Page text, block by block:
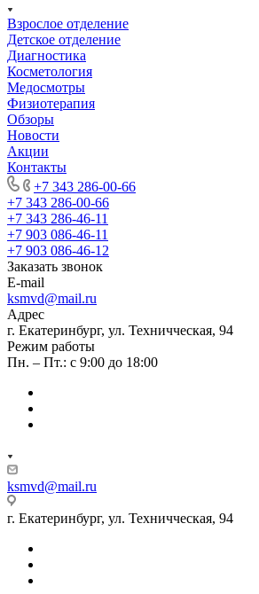
Взрослое отделение
Детское отделение
Диагностика
Косметология
Медосмотры
Физиотерапия
Обзоры
Новости
Акции
Контакты
+7 343 286-00-66
+7 343 286-00-66
+7 343 286-46-11
+7 903 086-46-11
+7 903 086-46-12
Заказать звонок
E-mail
ksmvd@mail.ru
Адрес
г. Екатеринбург, ул. Техничческая, 94
Режим работы
Пн. – Пт.: с 9:00 до 18:00
ksmvd@mail.ru
г. Екатеринбург, ул. Техничческая, 94